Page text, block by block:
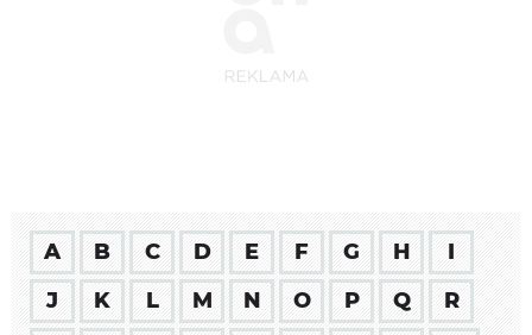
A B C D E F G H
I
J
K L M N O P Q
R